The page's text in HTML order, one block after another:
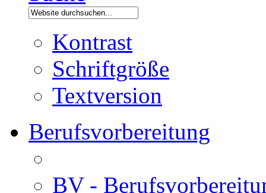
Kontrast
Schriftgröße
Textversion
Berufsvorbereitung
BV -